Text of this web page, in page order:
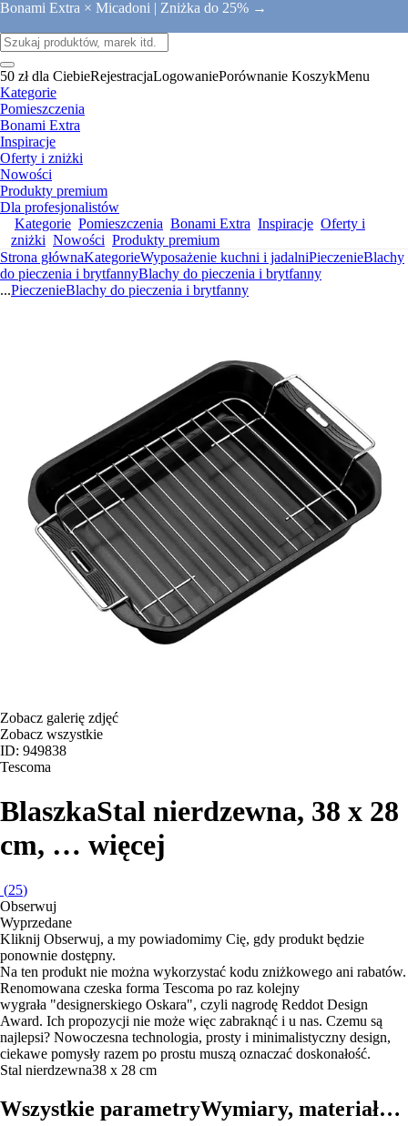
Bonami Extra × Micadoni | Zniżka do 25% →
50 zł dla CiebieRejestracjaLogowaniePorównanie KoszykMenu
Kategorie
Pomieszczenia
Bonami Extra
Inspiracje
Oferty i zniżki
Nowości
Produkty premium
Dla profesjonalistów
Kategorie Pomieszczenia Bonami Extra Inspiracje Oferty i
zniżki Nowości Produkty premium
Strona głównaKategorieWyposażenie kuchni i jadalniPieczenieBlachy
do pieczenia i brytfannyBlachy do pieczenia i brytfanny
...PieczenieBlachy do pieczenia i brytfanny
Zobacz galerię zdjęć
Zobacz wszystkie
ID: 949838
Tescoma
BlaszkaStal nierdzewna, 38 x 28
cm, … więcej
(25)
Obserwuj
Wyprzedane
Kliknij Obserwuj, a my powiadomimy Cię, gdy produkt będzie
ponownie dostępny.
Na ten produkt nie można wykorzystać kodu zniżkowego ani rabatów.
Renomowana czeska forma Tescoma po raz kolejny
wygrała "designerskiego Oskara", czyli nagrodę Reddot Design
Award. Ich propozycji nie może więc zabraknąć i u nas. Czemu są
najlepsi? Nowoczesna technologia, prosty i minimalistyczny design,
ciekawe pomysły razem po prostu muszą oznaczać doskonałość.
Stal nierdzewna38 x 28 cm
Wszystkie parametryWymiary, materiał…